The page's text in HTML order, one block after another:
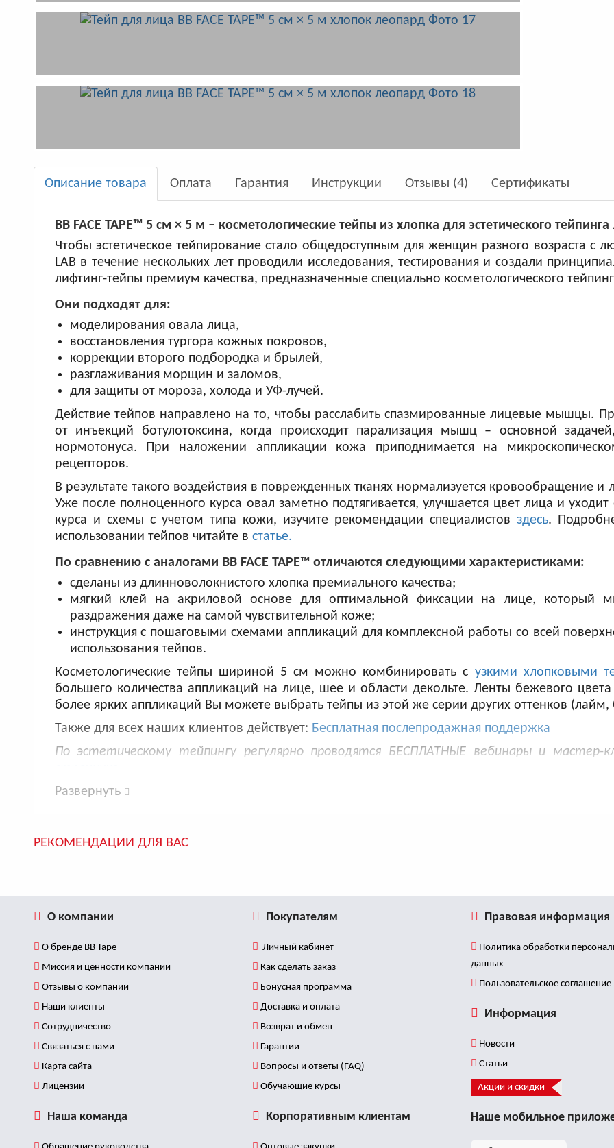
Описание товара Оплата Гарантия Инструкции Отзывы (4) Сертификаты
BB FACE TAPE™ 5 см × 5 м – косметологические тейпы из хлопка для эстетического
Чтобы эстетическое тейпирование стало общедоступным для женщин разного возраста с
LAB в течение нескольких лет проводили исследования, тестирования и создали
лифтинг-тейпы премиум качества, предназначенные специально косметологического
Они подходят для:
моделирования овала лица,
восстановления тургора кожных покровов,
коррекции второго подбородка и брылей,
разглаживания морщин и заломов,
для защиты от мороза, холода и УФ-лучей.
Действие тейпов направлено на то, чтобы расслабить спазмированные лицевые мышцы.
от инъекций ботулотоксина, когда происходит парализация мышц – основной
нормотонуса. При наложении аппликации кожа приподнимается на
рецепторов.
В результате такого воздействия в поврежденных тканях нормализуется кровообращение
Уже после полноценного курса овал заметно подтягивается, улучшается цвет лица и
курса и схемы с учетом типа кожи, изучите рекомендации специалистовздесь.
использовании тейпов читайте в статье.
По сравнению с аналогами BB FACE TAPE™ отличаются следующими характеристиками:
сделаны из длинноволокнистого хлопка премиального качества;
мягкий клей на акриловой основе для оптимальной фиксации на лице, который
раздражения даже на самой чувствительной коже;
инструкция с пошаговыми схемами аппликаций для комплексной работы со всей
использования тейпов.
Косметологические тейпы шириной 5 см можно комбинировать с узкими хлопковыми
большего количества аппликаций на лице, шее и области декольте. Ленты бежевого
более ярких аппликаций Вы можете выбрать тейпы из этой же серии других оттенков
Также для всех наших клиентов действует: Бесплатная послепродажная поддержка
По эстетическому тейпингу регулярно проводятся БЕСПЛАТНЫЕ вебинары и мастер-
Развернуть
РЕКОМЕНДАЦИИ ДЛЯ ВАС
О компании
О бренде BB Tape
Миссия и ценности компании
Отзывы о компании
Наши клиенты
Сотрудничество
Связаться с нами
Карта сайта
Лицензии
Наша команда
Покупателям
Личный кабинет
Как сделать заказ
Бонусная программа
Доставка и оплата
Возврат и обмен
Гарантии
Вопросы и ответы (FAQ)
Обучающие курсы
Корпоративным клиентам
Правовая информация
Политика обработки
данных
Пользовательское соглашение
Информация
Новости
Статьи
Акции и скидки
Наше мобильное